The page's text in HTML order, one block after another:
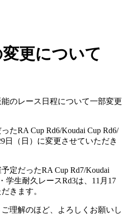
更について
のレース日程について一部変更
たRA Cup Rd6/Koudai Cup Rd6/
日（日）に変更させていただき
定だったRA Cup Rd7/Koudai
学生耐久レースRd3は、11月17
きます。
理解のほど、よろしくお願いし